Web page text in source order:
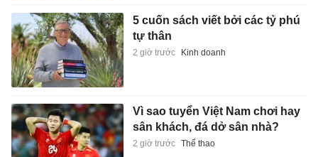
5 cuốn sách viết bởi các tỷ phú
tự thân
2 giờ trước Kinh doanh
Vì sao tuyển Việt Nam chơi hay
sân khách, đá dở sân nhà?
2 giờ trước Thể thao